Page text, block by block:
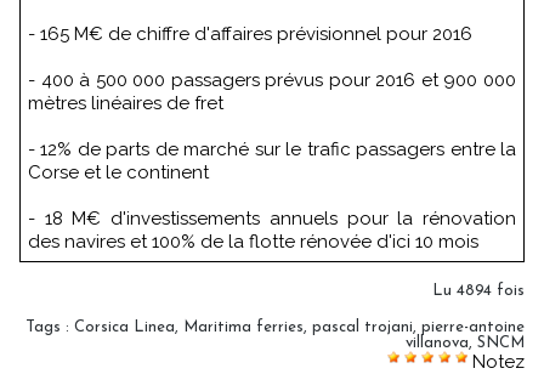
- 165 M€ de chiffre d'affaires prévisionnel pour 2016
- 400 à 500 000 passagers prévus pour 2016 et 900 000
mètres linéaires de fret
- 12% de parts de marché sur le trafic passagers entre la
Corse et le continent
- 18 M€ d'investissements annuels pour la rénovation
des navires et 100% de la flotte rénovée d'ici 10 mois
Lu 4894 fois
Tags : Corsica Linea, Maritima ferries, pascal trojani, pierre-antoine
villanova, SNCM
Notez